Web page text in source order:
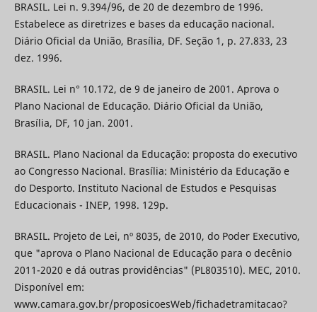
BRASIL. Lei n. 9.394/96, de 20 de dezembro de 1996.
Estabelece as diretrizes e bases da educação nacional.
Diário Oficial da União, Brasília, DF. Seção 1, p. 27.833, 23
dez. 1996.
BRASIL. Lei n° 10.172, de 9 de janeiro de 2001. Aprova o
Plano Nacional de Educação. Diário Oficial da União,
Brasília, DF, 10 jan. 2001.
BRASIL. Plano Nacional da Educação: proposta do executivo
ao Congresso Nacional. Brasília: Ministério da Educação e
do Desporto. Instituto Nacional de Estudos e Pesquisas
Educacionais - INEP, 1998. 129p.
BRASIL. Projeto de Lei, nº 8035, de 2010, do Poder Executivo,
que "aprova o Plano Nacional de Educação para o decênio
2011-2020 e dá outras providências" (PL803510). MEC, 2010.
Disponível em:
www.camara.gov.br/proposicoesWeb/fichadetramitacao?